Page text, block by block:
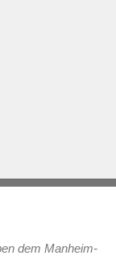
dem Manheim-